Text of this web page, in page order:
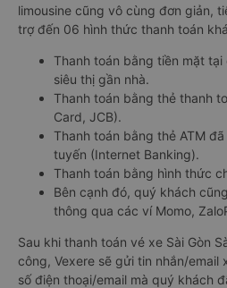
limousine cũng vô cùng đơn giản,
trợ đến 06 hình thức thanh toán
Thanh toán bằng tiền mặt
siêu thị gần nhà.
Thanh toán bằng thẻ thanh
Card, JCB).
Thanh toán bằng thẻ ATM
tuyến (Internet Banking).
Thanh toán bằng hình thức
Bên cạnh đó, quý khách
thông qua các ví Momo,
Sau khi thanh toán vé xe Sài Gòn
công, Vexere sẽ gửi tin nhắn/email
số điện thoại/email mà quý khách